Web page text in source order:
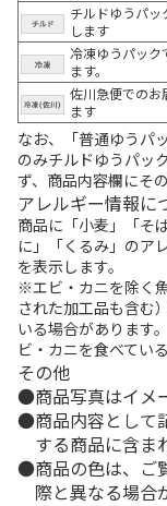
チルドゆうパッ
します
冷凍ゆうパック
ます。
佐川急便でのお
ます
なお、「普通ゆうパ
のみチルドゆうパッ
ず、商品内容欄にそ
アレルギー情報に
商品に「小麦」「そ
に」「くるみ」のア
を表示します。
※エビ・カニを除く
された加工品も含む
いる場合があります
ビ・カニを食べてい
その他
商品写真はイメ
商品内容として
する商品に含ま
商品の色は、ご
際と異なる場合